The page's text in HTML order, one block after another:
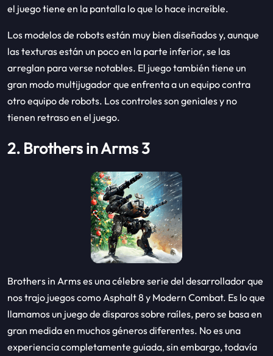
el juego tiene en la pantalla lo que lo hace increíble.
Los modelos de robots están muy bien diseñados y, aunque
las texturas están un poco en la parte inferior, se las
arreglan para verse notables. El juego también tiene un
gran modo multijugador que enfrenta a un equipo contra
otro equipo de robots. Los controles son geniales y no
tienen retraso en el juego.
2. Brothers in Arms 3
Brothers in Arms es una célebre serie del desarrollador que
nos trajo juegos como Asphalt 8 y Modern Combat. Es lo que
llamamos un juego de disparos sobre raíles, pero se basa en
gran medida en muchos géneros diferentes. No es una
experiencia completamente guiada, sin embargo, todavía